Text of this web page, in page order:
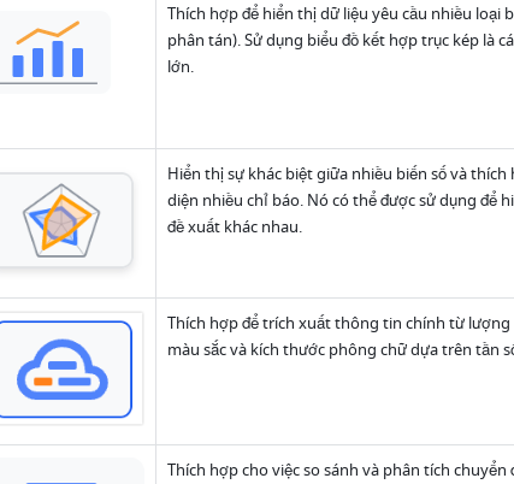
Thích hợp để hiển thị dữ liệu yêu cầu nhiều loại
phân tán). Sử dụng biểu đồ kết hợp trục kép là
lớn.
Hiển thị sự khác biệt giữa nhiều biến số và
diện nhiều chỉ báo. Nó có thể được sử dụng để
đề xuất khác nhau.
Thích hợp để trích xuất thông tin chính từ lượng
màu sắc và kích thước phông chữ dựa trên tần
Thích hợp cho việc so sánh và phân tích chuyển